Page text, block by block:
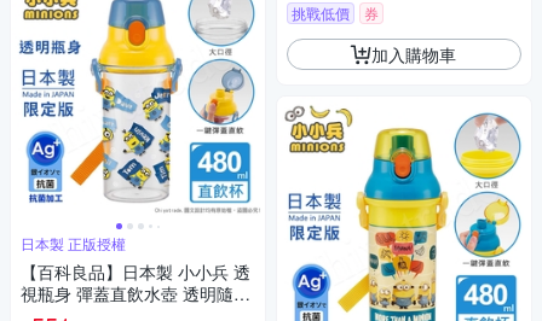
日本製 正版授權
【百科良品】日本製 小小兵 透
視瓶身 彈蓋直飲水壺 透明隨身
瓶 抗菌加工 480ML(附背帶)
挑戰低價 券
加入購物車